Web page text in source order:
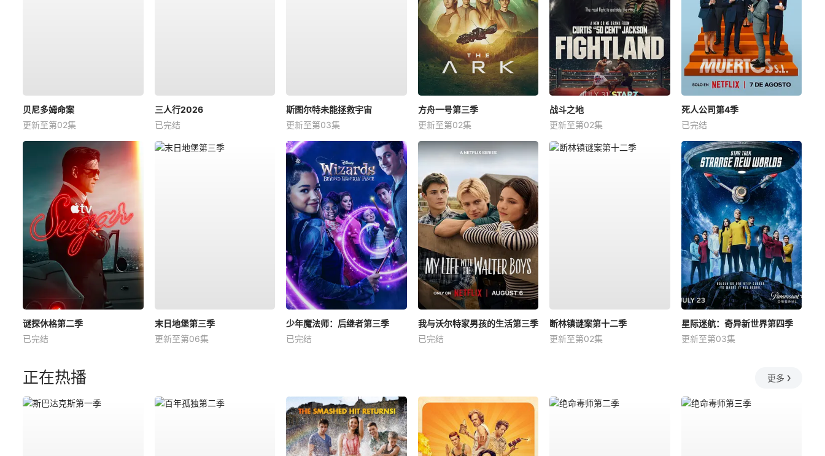
贝尼多姆命案
更新至第02集
三人行2026
已完结
斯图尔特未能拯救宇宙
更新至第03集
方舟一号第三季
更新至第02集
战斗之地
更新至第02集
死人公司第4季
已完结
谜探休格第二季
已完结
末日地堡第三季
更新至第06集
少年魔法师：后继者第三季
已完结
我与沃尔特家男孩的生活第三季
已完结
断林镇谜案第十二季
更新至第02集
星际迷航：奇异新世界第四季
更新至第03集
正在热播 更多